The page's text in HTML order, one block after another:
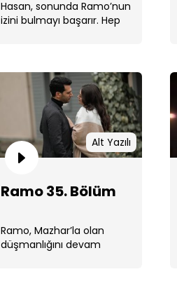
Hasan, sonunda Ramo’nun
izini bulmayı başarır. Hep
Alt Yazılı
Ramo 35. Bölüm
Ramo, Mazhar’la olan
düşmanlığını devam